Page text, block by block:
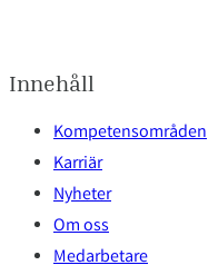
Innehåll
Kompetensområden
Karriär
Nyheter
Om oss
Medarbetare